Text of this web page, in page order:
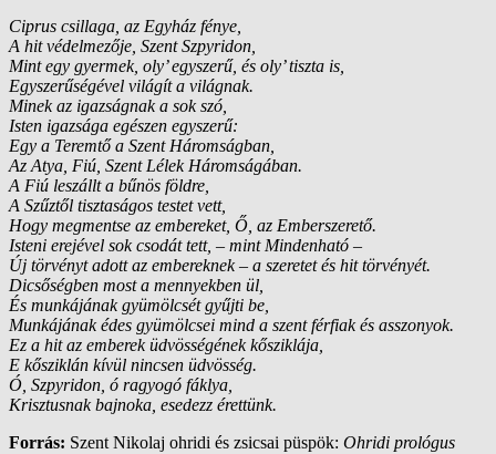
Ciprus csillaga, az Egyház fénye,
A hit védelmezője, Szent Szpyridon,
Mint egy gyermek, oly’ egyszerű, és oly’ tiszta is,
Egyszerűségével világít a világnak.
Minek az igazságnak a sok szó,
Isten igazsága egészen egyszerű:
Egy a Teremtő a Szent Háromságban,
Az Atya, Fiú, Szent Lélek Háromságában.
A Fiú leszállt a bűnös földre,
A Szűztől tisztaságos testet vett,
Hogy megmentse az embereket, Ő, az Emberszerető.
Isteni erejével sok csodát tett, – mint Mindenható –
Új törvényt adott az embereknek – a szeretet és hit törvényét.
Dicsőségben most a mennyekben ül,
És munkájának gyümölcsét gyűjti be,
Munkájának édes gyümölcsei mind a szent férfiak és asszonyok.
Ez a hit az emberek üdvösségének kősziklája,
E kősziklán kívül nincsen üdvösség.
Ó, Szpyridon, ó ragyogó fáklya,
Krisztusnak bajnoka, esedezz érettünk.
Forrás: Szent Nikolaj ohridi és zsicsai püspök: Ohridi prológus